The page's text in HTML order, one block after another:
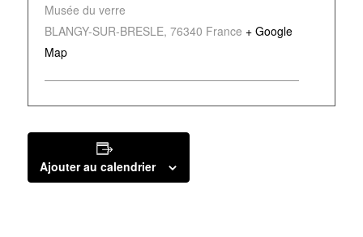
Musée du verre
BLANGY-SUR-BRESLE, 76340 France + Google
Map
Ajouter au calendrier